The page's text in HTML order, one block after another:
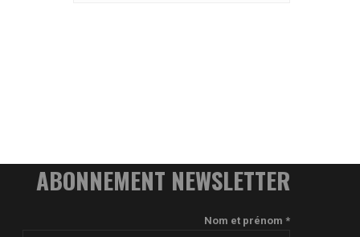
ABONNEMENT NEWSLETTER
Nom et prénom *